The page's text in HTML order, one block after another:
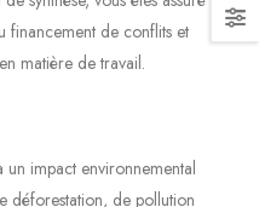
financement de conflits et
matière de travail.
un impact environnemental
déforestation, de pollution